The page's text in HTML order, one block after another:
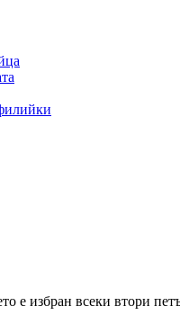
е избран всеки втори